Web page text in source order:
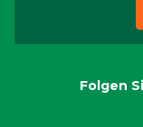
Folgen